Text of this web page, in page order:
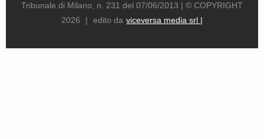
Tribunale di Milano, n. 231 del 07/06/2013 | © COPYRIGHT
2026
| edito da viceversa media srl |